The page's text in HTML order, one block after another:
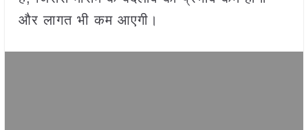
और लागत भी कम आएगी।